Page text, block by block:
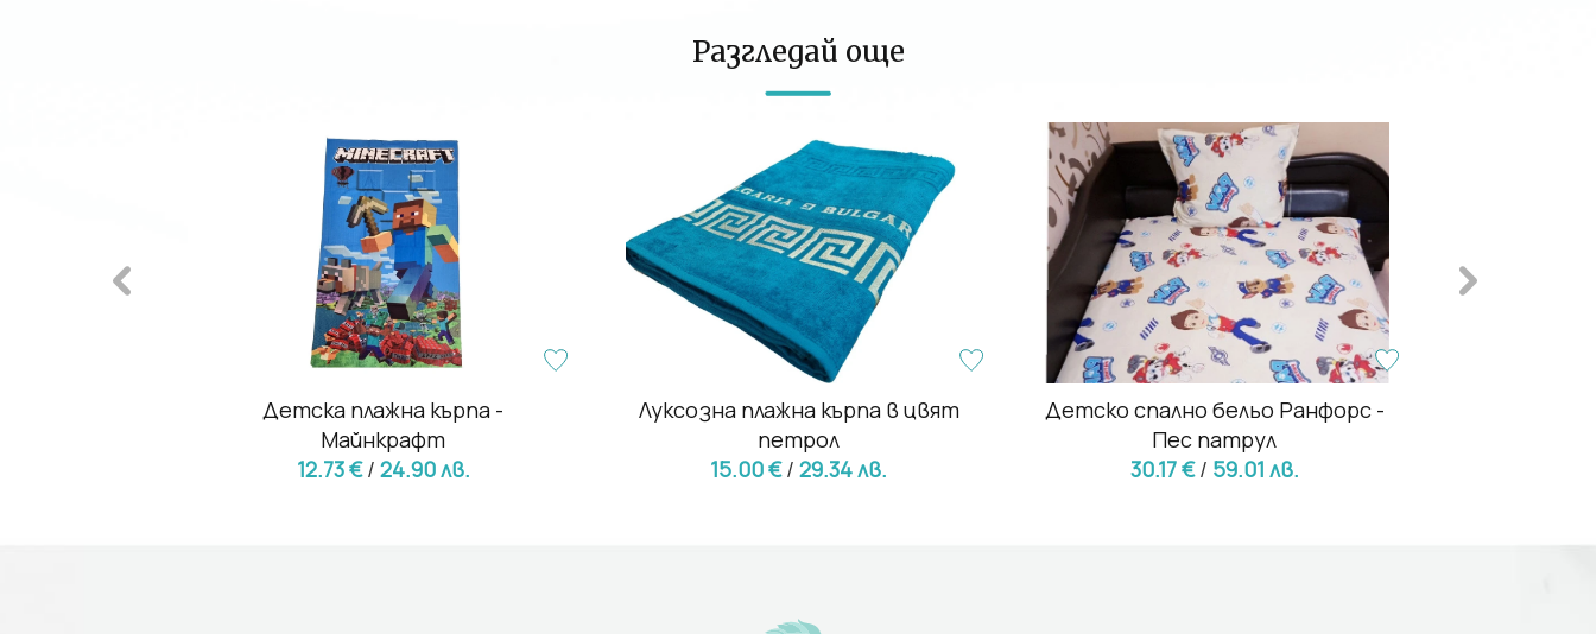
Разгледай още
Детска плажна кърпа -
Майнкрафт
12.73 € / 24.90 лв.
Луксозна плажна кърпа в цвят
петрол
15.00 €/ 29.34 лв.
Детско спално бельо Ранфорс -
Пес патрул
30.17 € / 59.01 лв.